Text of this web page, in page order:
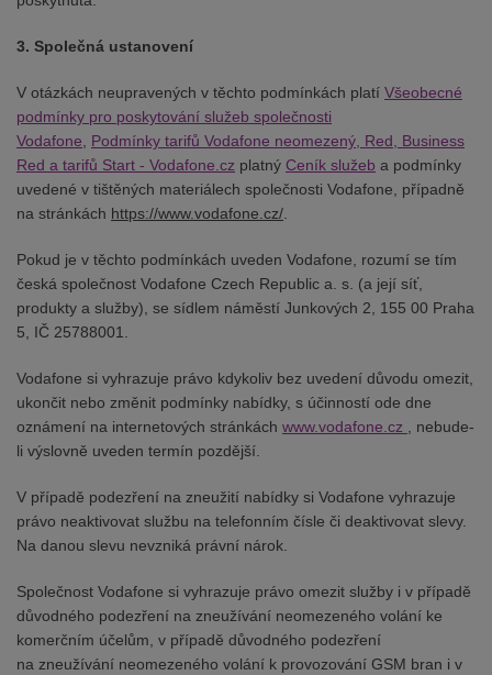
3. Společná ustanovení
V otázkách neupravených v těchto podmínkách platí Všeobecné
podmínky pro poskytování služeb společnosti
Vodafone
Podmínky tarifů Vodafone neomezený, Red, Business
Red a tarifů Start - Vodafone.cz platný Ceník služeb a podmínky
uvedené v tištěných materiálech společnosti Vodafone, případně
na stránkách https://www.vodafone.cz/
Pokud je v těchto podmínkách uveden Vodafone, rozumí se tím
česká společnost Vodafone Czech Republic a. s. (a její síť,
produkty a služby), se sídlem náměstí Junkových 2, 155 00 Praha
5, IČ 25788001.
Vodafone si vyhrazuje právo kdykoliv bez uvedení důvodu omezit,
ukončit nebo změnit podmínky nabídky, s účinností ode dne
oznámení na internetových stránkách www.vodafone.cz
, nebude-
li výslovně uveden termín pozdější.
V případě podezření na zneužití nabídky si Vodafone vyhrazuje
právo neaktivovat službu na telefonním čísle či deaktivovat slevy.
Na danou slevu nevzniká právní nárok.
Společnost Vodafone si vyhrazuje právo omezit služby i v případě
důvodného podezření na zneužívání neomezeného volání ke
komerčním účelům, v případě důvodného podezření
na zneužívání neomezeného volání k provozování GSM bran i v